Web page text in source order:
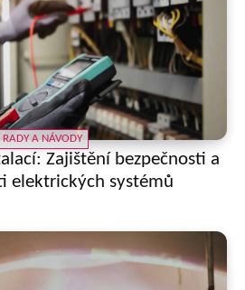
RADY A NÁVODY
Zajištění bezpečnosti a
elektrických systémů